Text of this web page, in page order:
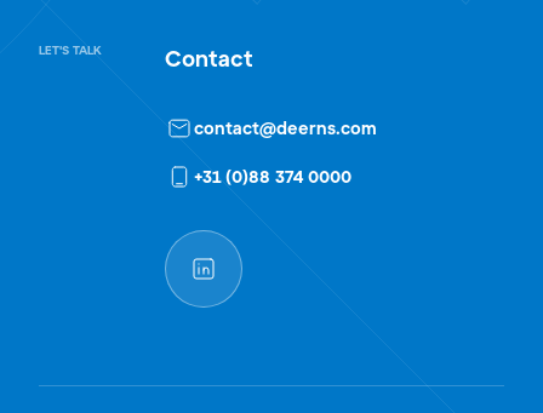
LET'S TALK Contact
contact@deerns.com
+31 (0)88 374 0000